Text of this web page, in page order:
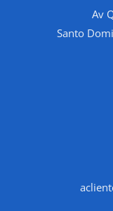
Av
Santo